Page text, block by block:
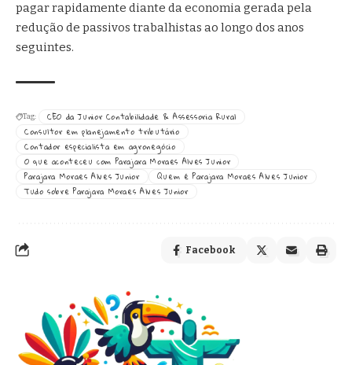
pagar rapidamente diante da economia gerada pela
redução de passivos trabalhistas ao longo dos anos
seguintes.
Tag:
CEO da Junior Contabilidade & Assessoria Rural
Consultor em planejamento tributário
Contador especialista em agronegócio
O que aconteceu com Parajara Moraes Alves Junior
Parajara Moraes Alves Junior
Quem é Parajara Moraes Alves Junior
Tudo sobre Parajara Moraes Alves Junior
Facebook